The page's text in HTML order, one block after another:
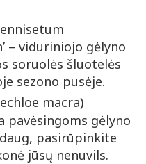
– viduriniojo gėlyno
soruolės šluotelės
sezono pusėje.
macra)
pavėsingoms gėlyno
pasirūpinkite
jūsų nenuvils.